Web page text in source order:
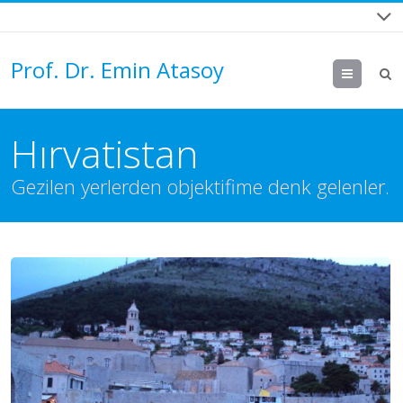
Prof. Dr. Emin Atasoy Menu
Hırvatistan
Gezilen yerlerden objektifime denk gelenler.